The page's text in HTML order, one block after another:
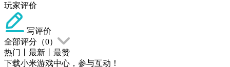
玩家评价
写评价
全部评分（0）
热门
最新
最赞
下载小米游戏中心，参与互动！